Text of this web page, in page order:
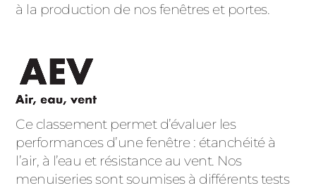
à la production de nos fenêtres et portes.
Ce classement permet d’évaluer les
performances d’une fenêtre : étanchéité à
l’air, à l’eau et résistance au vent. Nos
menuiseries sont soumises à différents tests